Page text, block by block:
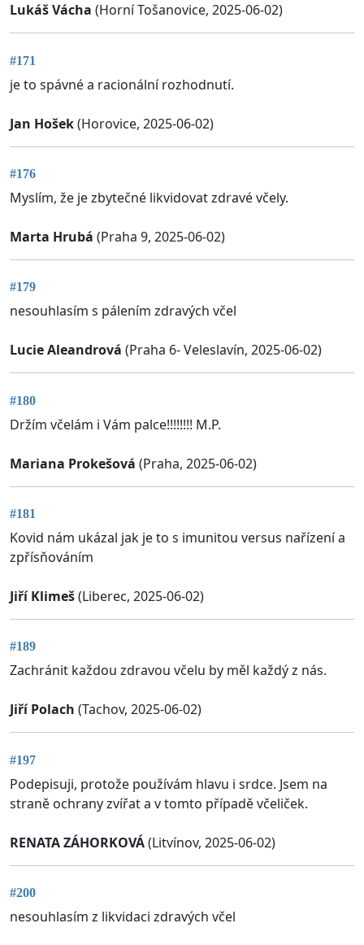
Lukáš Vácha (Horní Tošanovice, 2025-06-02)
#171
je to spávné a racionální rozhodnutí.
Jan Hošek(Horovice, 2025-06-02)
#176
Myslím, že je zbytečné likvidovat zdravé včely.
Marta Hrubá (Praha 9, 2025-06-02)
#179
nesouhlasím s pálením zdravých včel
Lucie Aleandrová (Praha 6- Veleslavín, 2025-06-02)
#180
Držím včelám i Vám palce!!!!!!!! M.P.
Mariana Prokešová (Praha, 2025-06-02)
#181
Kovid nám ukázal jak je to s imunitou versus nařízení a
zpřísňováním
Jiří Klimeš(Liberec, 2025-06-02)
#189
Zachránit každou zdravou včelu by měl každý z nás.
Jiří Polach (Tachov, 2025-06-02)
#197
Podepisuji, protože používám hlavu i srdce. Jsem na
straně ochrany zvířat a v tomto případě včeliček.
RENATA ZÁHORKOVÁ(Litvínov, 2025-06-02)
#200
nesouhlasím z likvidaci zdravých včel